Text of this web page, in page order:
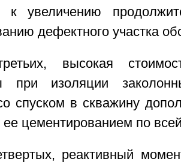
к увеличению
дефектного участка
высокая
при изоляции
спуском в скважину
ее цементированием по
реактивный